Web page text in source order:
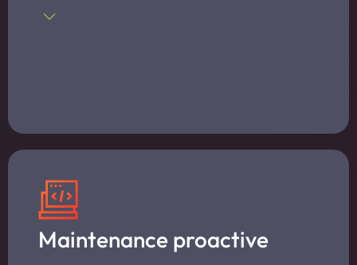
Maintenance proactive